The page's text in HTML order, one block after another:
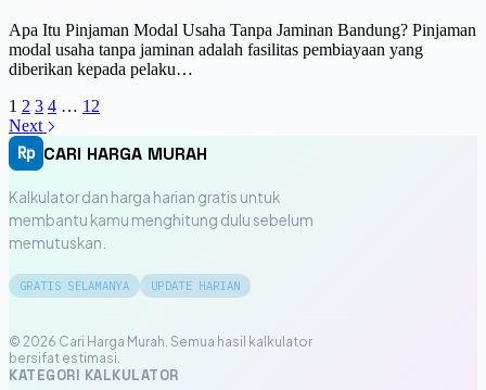
Apa Itu Pinjaman Modal Usaha Tanpa Jaminan Bandung? Pinjaman
modal usaha tanpa jaminan adalah fasilitas pembiayaan yang
diberikan kepada pelaku…
1 2 3 4 … 12
Next
Rp CARI HARGA MURAH
Kalkulator dan harga harian gratis untuk
membantu kamu menghitung dulu sebelum
memutuskan.
GRATIS SELAMANYA UPDATE HARIAN
© 2026 Cari Harga Murah. Semua hasil kalkulator
bersifat estimasi.
KATEGORI KALKULATOR